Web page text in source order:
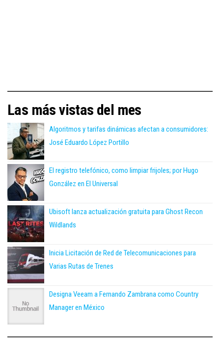
Las más vistas del mes
Algoritmos y tarifas dinámicas afectan a consumidores:
José Eduardo López Portillo
El registro telefónico, como limpiar frijoles; por Hugo
González en El Universal
Ubisoft lanza actualización gratuita para Ghost Recon
Wildlands
Inicia Licitación de Red de Telecomunicaciones para
Varias Rutas de Trenes
Designa Veeam a Fernando Zambrana como Country
Manager en México